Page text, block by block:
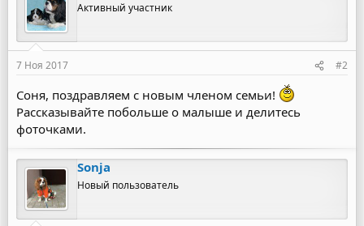
и
и
:
Активный участник
7 Ноя 2017 #2
Соня, поздравляем с новым членом семьи!
Рассказывайте побольше о малыше и делитесь
фоточками.
Sonja
Новый пользователь